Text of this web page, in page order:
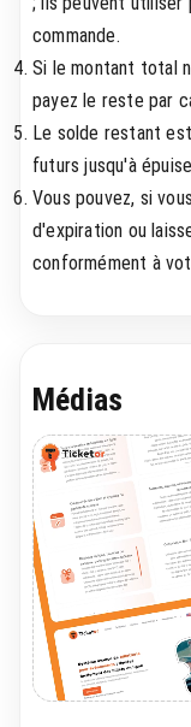
commande.
Si le montant total
payez le reste par
Le solde restant
futurs jusqu'à
Vous pouvez, si
d'expiration ou
conformément à
Médias